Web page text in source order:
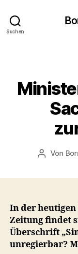
Suchen
Von
In der heutigen
Zeitung findet
Überschrift
unregierbar?